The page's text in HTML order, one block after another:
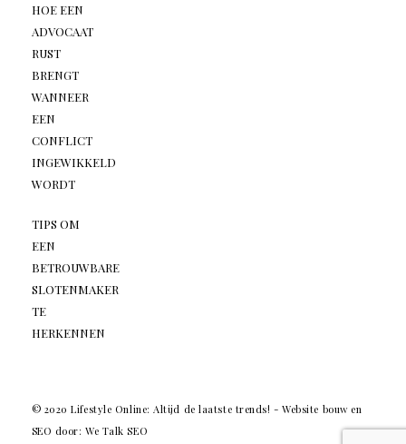
HOE EEN
ADVOCAAT
RUST
BRENGT
WANNEER
EEN
CONFLICT
INGEWIKKELD
WORDT
TIPS OM
EEN
BETROUWBARE
SLOTENMAKER
TE
HERKENNEN
© 2020 Lifestyle Online: Altijd de laatste trends! -Website bouw en
SEO door: We Talk SEO